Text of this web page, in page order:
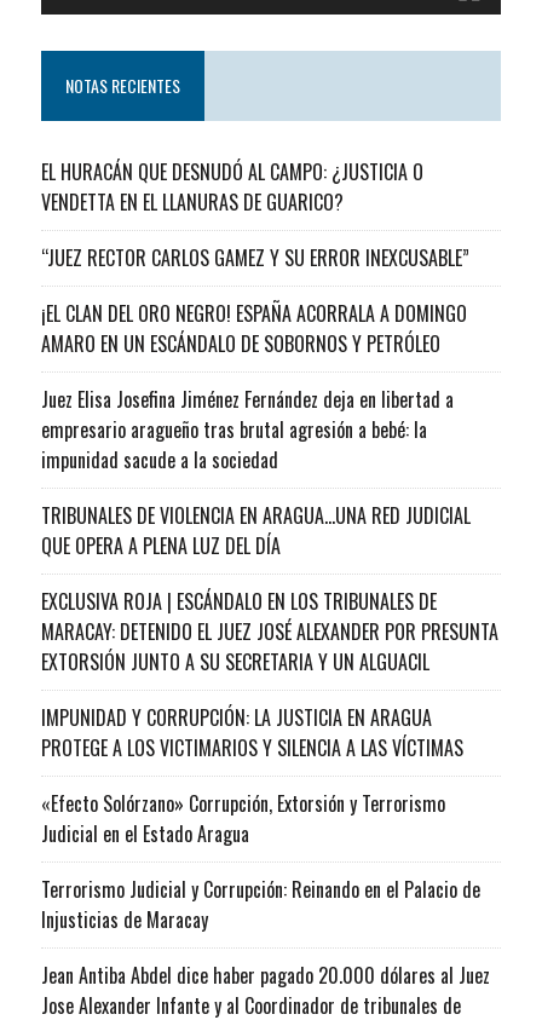
NOTAS RECIENTES
EL HURACÁN QUE DESNUDÓ AL CAMPO: ¿JUSTICIA O
VENDETTA EN EL LLANURAS DE GUARICO?
“JUEZ RECTOR CARLOS GAMEZ Y SU ERROR INEXCUSABLE”
¡EL CLAN DEL ORO NEGRO! ESPAÑA ACORRALA A DOMINGO
AMARO EN UN ESCÁNDALO DE SOBORNOS Y PETRÓLEO
Juez Elisa Josefina Jiménez Fernández deja en libertad a
empresario aragueño tras brutal agresión a bebé: la
impunidad sacude a la sociedad
TRIBUNALES DE VIOLENCIA EN ARAGUA…UNA RED JUDICIAL
QUE OPERA A PLENA LUZ DEL DÍA
EXCLUSIVA ROJA | ESCÁNDALO EN LOS TRIBUNALES DE
MARACAY: DETENIDO EL JUEZ JOSÉ ALEXANDER POR PRESUNTA
EXTORSIÓN JUNTO A SU SECRETARIA Y UN ALGUACIL
IMPUNIDAD Y CORRUPCIÓN: LA JUSTICIA EN ARAGUA
PROTEGE A LOS VICTIMARIOS Y SILENCIA A LAS VÍCTIMAS
«Efecto Solórzano» Corrupción, Extorsión y Terrorismo
Judicial en el Estado Aragua
Terrorismo Judicial y Corrupción: Reinando en el Palacio de
Injusticias de Maracay
Jean Antiba Abdel dice haber pagado 20.000 dólares al Juez
Jose Alexander Infante y al Coordinador de tribunales de